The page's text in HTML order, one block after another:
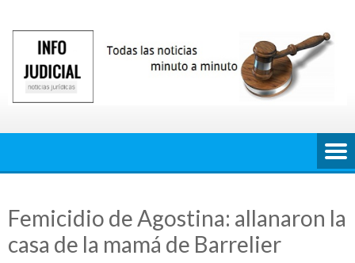
contenido
Femicidio de Agostina: allanaron la
casa de la mamá de Barrelier